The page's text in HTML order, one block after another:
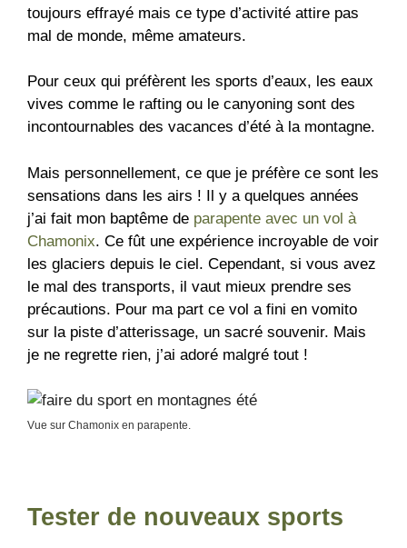
toujours effrayé mais ce type d’activité attire pas
mal de monde, même amateurs.
Pour ceux qui préfèrent les sports d’eaux, les eaux
vives comme le rafting ou le canyoning sont des
incontournables des vacances d’été à la montagne.
Mais personnellement, ce que je préfère ce sont les
sensations dans les airs ! Il y a quelques années
j’ai fait mon baptême de parapente avec un vol à
Chamonix. Ce fût une expérience incroyable de voir
les glaciers depuis le ciel. Cependant, si vous avez
le mal des transports, il vaut mieux prendre ses
précautions. Pour ma part ce vol a fini en vomito
sur la piste d’atterissage, un sacré souvenir. Mais
je ne regrette rien, j’ai adoré malgré tout !
Vue sur Chamonix en parapente.
Tester de nouveaux sports